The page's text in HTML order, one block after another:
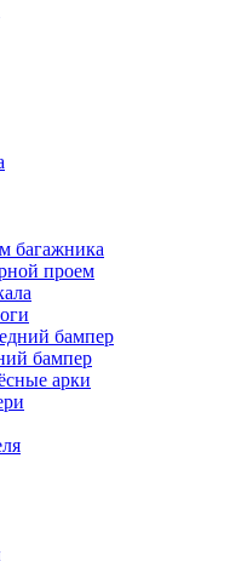
багажника
проем
бампер
бампер
арки